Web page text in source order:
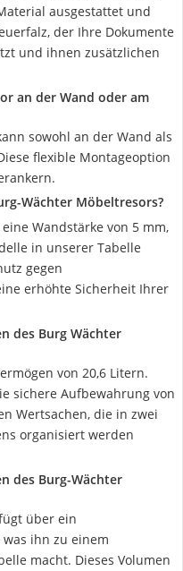
ausgestattet und
der Ihre Dokumente
und ihnen zusätzlichen
an der Wand oder am
sowohl an der Wand als
flexible Montageoption
Wächter Möbeltresors?
Wandstärke von 5 mm,
in unserer Tabelle
gegen
erhöhte Sicherheit Ihrer
des Burg Wächter
von 20,6 Litern.
sichere Aufbewahrung von
Wertsachen, die in zwei
organisiert werden
des Burg-Wächter
über ein
was ihn zu einem
macht. Dieses Volumen